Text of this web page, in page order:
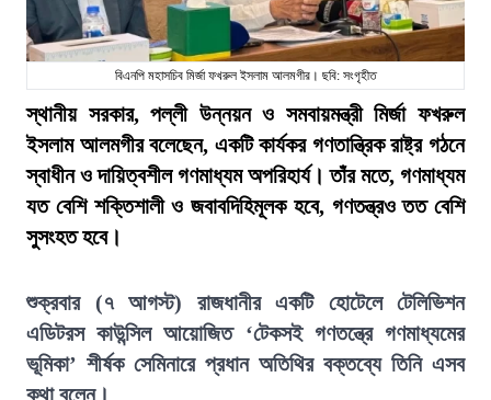
বিএনপি মহাসচিব মির্জা ফখরুল ইসলাম আলমগীর। ছবি: সংগৃহীত
স্থানীয় সরকার, পল্লী উন্নয়ন ও সমবায়মন্ত্রী মির্জা ফখরুল
ইসলাম আলমগীর বলেছেন, একটি কার্যকর গণতান্ত্রিক রাষ্ট্র গঠনে
স্বাধীন ও দায়িত্বশীল গণমাধ্যম অপরিহার্য। তাঁর মতে, গণমাধ্যম
যত বেশি শক্তিশালী ও জবাবদিহিমূলক হবে, গণতন্ত্রও তত বেশি
সুসংহত হবে।
শুক্রবার (৭ আগস্ট) রাজধানীর একটি হোটেলে টেলিভিশন
এডিটরস কাউন্সিল আয়োজিত ‘টেকসই গণতন্ত্রে গণমাধ্যমের
ভূমিকা’ শীর্ষক সেমিনারে প্রধান অতিথির বক্তব্যে তিনি এসব
কথা বলেন।